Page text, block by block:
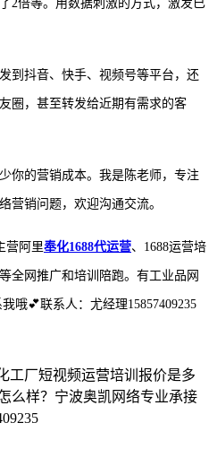
2倍等。用数据刺激的方式，激发已
到抖音、快手、视频号等平台，还
圈，甚至转发给近期有需求的客
你的营销成本。我是陈老师，专注
营销问题，欢迎沟通交流。
营阿里奉化1688代运营、1688运营培
全网推广和培训陪跑。有工业品网
哦💕联系人：尤经理15857409235
工厂短视频运营培训报价是多
么样？宁波奥凯网络专业承接